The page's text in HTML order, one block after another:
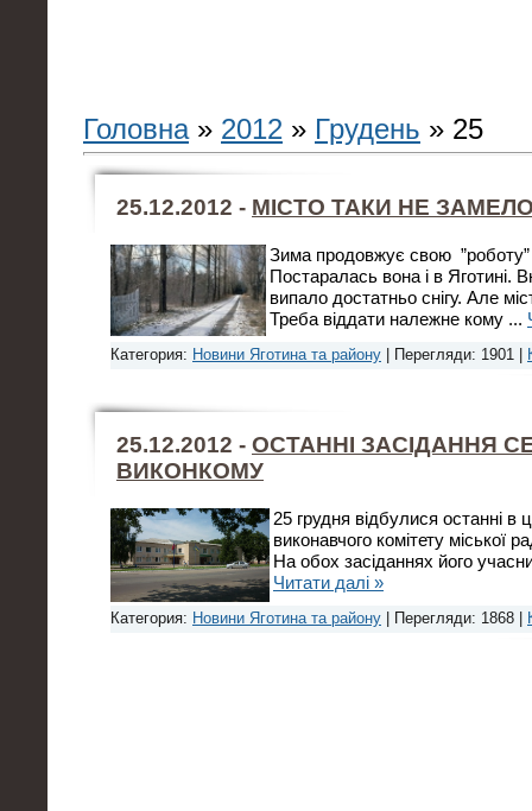
Головна» 2012 » Грудень » 25
25.12.2012 - МІСТО ТАКИ НЕ
Зима продовжує свою ”роботу”
Постаралась вона і в Яготині.
випало достатньо снігу. Але
Треба віддати належне кому ...
Категория: Новини Яготина та району | Перегляди: 1901 |
25.12.2012 - ОСТАННІ ЗАСІДАННЯ
ВИКОНКОМУ
25 грудня відбулися останні в
виконавчого комітету міської
На обох засіданнях його
Читати далі »
Категория: Новини Яготина та району | Перегляди: 1868 |